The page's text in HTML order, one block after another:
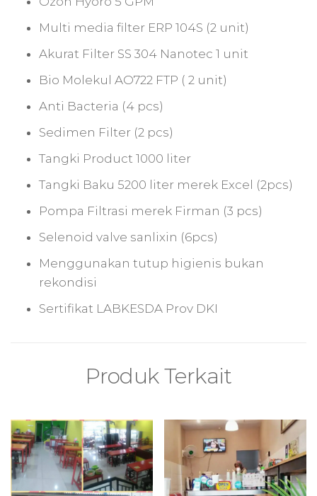
Multi media filter ERP 104S (2 unit)
Akurat Filter SS 304 Nanotec 1 unit
Bio Molekul AO722 FTP ( 2 unit)
Anti Bacteria (4 pcs)
Sedimen Filter (2 pcs)
Tangki Product 1000 liter
Tangki Baku 5200 liter merek Excel (2pcs)
Pompa Filtrasi merek Firman (3 pcs)
Selenoid valve sanlixin (6pcs)
Menggunakan tutup higienis bukan
rekondisi
Sertifikat LABKESDA Prov DKI
Produk Terkait